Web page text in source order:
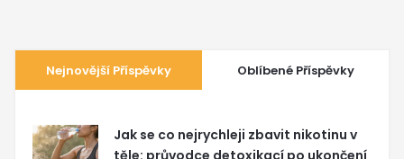
Nejnovější Příspěvky Oblíbené Příspěvky
Jak se co nejrychleji zbavit nikotinu v